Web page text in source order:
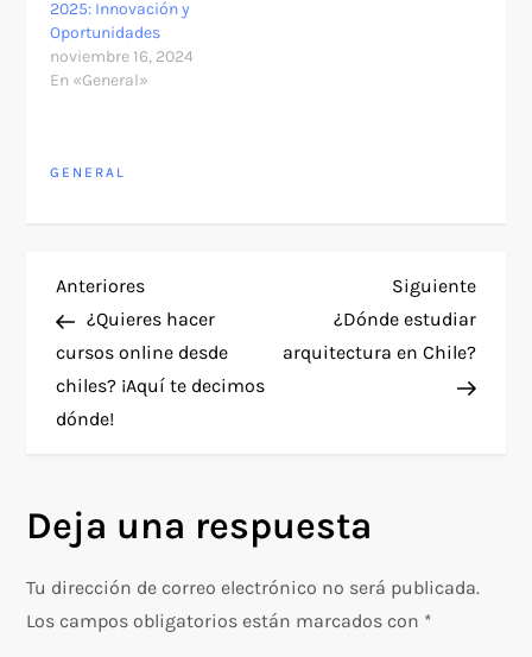
2025: Innovación y
Oportunidades
noviembre 16, 2024
En «General»
GENERAL
N
a
v
g
a
c
Entrada
anterior
Anteriores
¿Quieres hacer
cursos online desde
chiles? ¡Aquí te decimos
dónde!
Siguiente
¿Dónde estudiar
arquitectura en Chile?
Deja una respuesta
Tu dirección de correo electrónico no será publicada.
Los campos obligatorios están marcados con *